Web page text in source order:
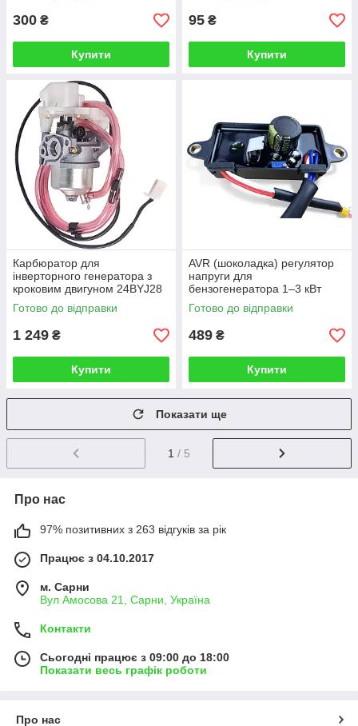
300 ₴
Купити
95 ₴
Купити
Карбюратор для
інверторного генератора з
кроковим двигуном 24BYJ28
8V
Готово до відправки
1 249 ₴
Купити
AVR (шоколадка) регулятор
напруги для
бензогенератора 1–3 кВт
(LELA/LILAN)
Готово до відправки
489 ₴
Купити
Показати ще
1 / 5
Про нас
97% позитивних з 263 відгуків за рік
Працює з 04.10.2017
м. Сарни
Вул Амосова 21, Сарни, Україна
Контакти
Сьогодні працює з 09:00 до 18:00
Показати весь графік роботи
Про нас